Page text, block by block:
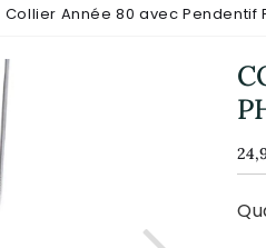
Collier Année 80 avec Pendentif